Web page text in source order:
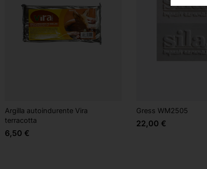
Argilla autoindurente Vira
terracotta
6,50 €
Gress WM2505
22,00 €